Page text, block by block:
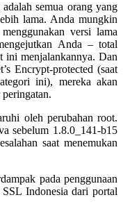
semua orang yang
lama. Anda mungkin
versi lama
Anda – total
ini menjalankannya. Dan
Encrypt-protected (saat
ini), mereka akan
oleh perubahan root.
sebelum 1.8.0_141-b15
saat menemukan
pada penggunaan
Indonesia dari portal